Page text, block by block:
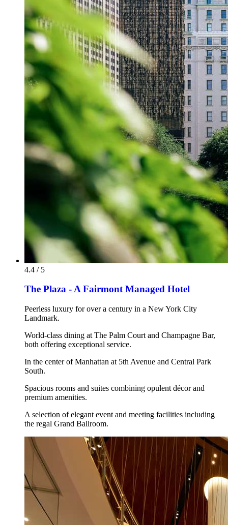
4.4 / 5
The Plaza - A Fairmont Managed Hotel
Peerless luxury for over a century in a New York City
Landmark.
World-class dining at The Palm Court and Champagne Bar,
both offering exceptional service.
In the center of Manhattan at 5th Avenue and Central Park
South.
Spacious rooms and suites combining opulent décor and
premium amenities.
A selection of elegant event and meeting facilities including
the regal Grand Ballroom.